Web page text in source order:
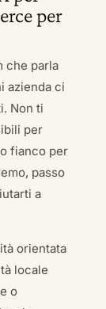
per
che parla
azienda ci
Non ti
per
fianco per
passo
a
orientata
locale
o